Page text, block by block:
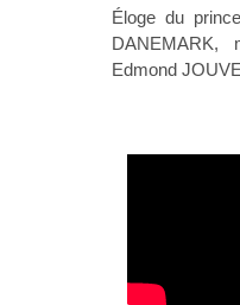
Éloge du
DANEMARK,
Edmond JOUVE